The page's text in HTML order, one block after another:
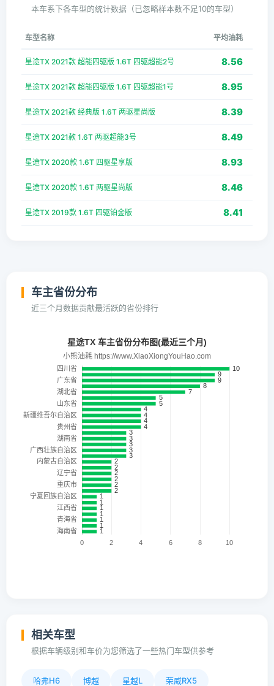
本车系下各车型的统计数据（已忽略样本数不足10的车型）
车型名称 平均油耗
星途TX 2021款 超能四驱版 1.6T 四驱超能2号 8.56
星途TX 2021款 超能四驱版 1.6T 四驱超能1号 8.95
星途TX 2021款 经典版 1.6T 两驱星尚版 8.39
星途TX 2021款 1.6T 两驱超能3号 8.49
星途TX 2020款 1.6T 四驱星享版 8.93
星途TX 2020款 1.6T 两驱星尚版 8.46
星途TX 2019款 1.6T 四驱铂金版 8.41
车主省份分布
近三个月数据贡献最活跃的省份排行
相关车型
根据车辆级别和车价为您筛选了一些热门车型供参考
哈弗H6 博越 星越L 荣威RX5